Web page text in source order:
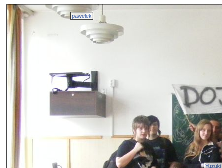
pawelek
Yuzuki